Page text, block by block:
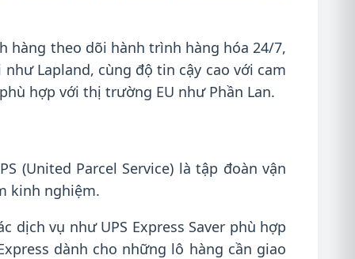
hàng theo dõi hành trình hàng hóa 24/7,
Lapland, cùng độ tin cậy cao với cam
hợp với thị trường EU như Phần Lan.
(United Parcel Service) là tập đoàn vận
kinh nghiệm.
dịch vụ như UPS Express Saver phù hợp
dành cho những lô hàng cần giao